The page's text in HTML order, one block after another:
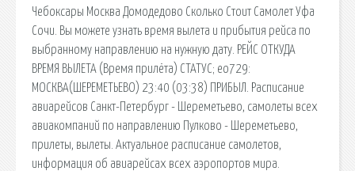
Чебоксары Москва Домодедово Сколько Стоит Самолет Уфа
Сочи. Вы можете узнать время вылета и прибытия рейса по
выбранному направлению на нужную дату. РЕЙС ОТКУДА
ВРЕМЯ ВЫЛЕТА (Время прилёта) СТАТУС; eo729:
МОСКВА(ШЕРЕМЕТЬЕВО) 23:40 (03:38) ПРИБЫЛ. Расписание
авиарейсов Санкт-Петербург - Шереметьево, самолеты всех
авиакомпаний по направлению Пулково - Шереметьево,
прилеты, вылеты. Актуальное расписание самолетов,
информация об авиарейсах всех аэропортов мира.